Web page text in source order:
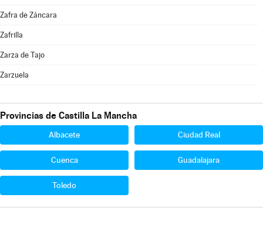
Zafra de Záncara
Zafrilla
Zarza de Tajo
Zarzuela
Provincias de Castilla La Mancha
Albacete Ciudad Real
Cuenca Guadalajara
Toledo